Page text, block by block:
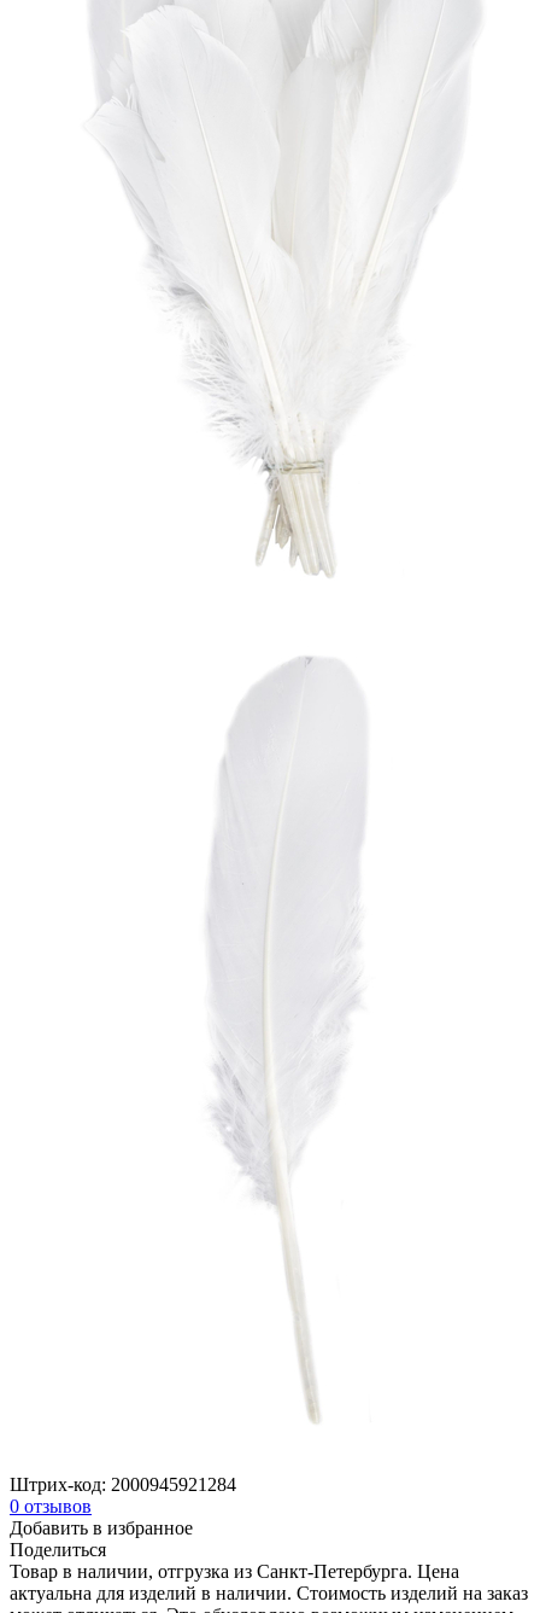
Штрих-код: 2000945921284
0 отзывов
Добавить в избранное
Поделиться
Товар в наличии, отгрузка из Санкт-Петербурга. Цена
актуальна для изделий в наличии. Стоимость изделий на заказ